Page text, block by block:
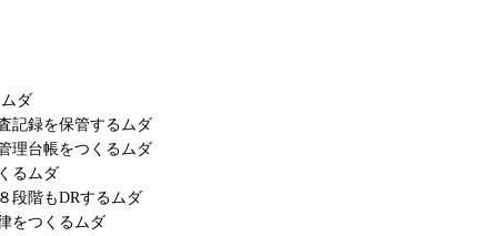
ダ
記録を保管するムダ
理台帳をつくるムダ
るムダ
段階もDRするムダ
をつくるムダ